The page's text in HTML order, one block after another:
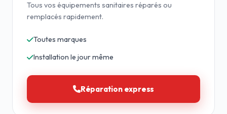
Tous vos équipements sanitaires réparés ou
remplacés rapidement.
Toutes marques
Installation le jour même
Réparation express